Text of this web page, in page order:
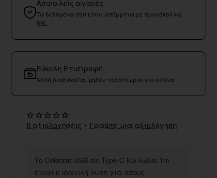
Ασφαλείς αγορές
Τα δεδομένα σου είναι απόρρητα με πρωτόκολλα
SSL.
Εύκολη Επιστροφή
Απλή διαδικασία, μηδέν ταλαιπωρία για εσένα
Το Celebrat USB σε Type-C Καλώδιο 1m
είναι η ιδανική λύση για όσους
0 αξιολογήσεις • Γράψτε μια αξιολόγηση